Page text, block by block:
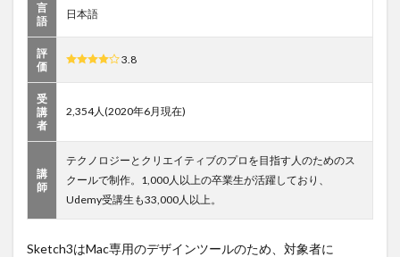
言
語
日本語
評
価
3.8
受
講
者
2,354人(2020年6月現在)
講
師
テクノロジーとクリエイティブのプロを目指す人のためのス
クールで制作。1,000人以上の卒業生が活躍しており、
Udemy受講生も33,000人以上。
Sketch3はMac専用のデザインツールのため、対象者に